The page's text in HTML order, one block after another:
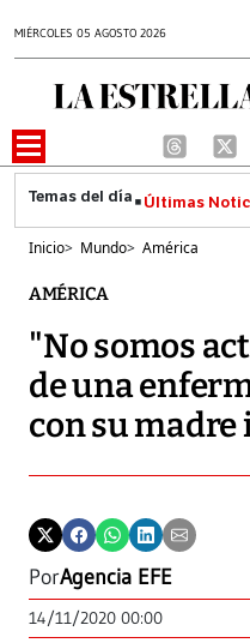
MIÉRCOLES 05 AGOSTO 2026
Últimas
Inicio> Mundo> América
AMÉRICA
"No somos
de una
con su
PorAgencia EFE
14/11/2020 00:00